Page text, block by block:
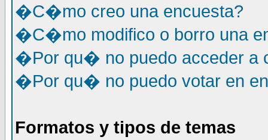
�C�mo creo una encuesta?
�C�mo modifico o borro una
�Por qu� no puedo acceder a
�Por qu� no puedo votar en
Formatos y tipos de temas